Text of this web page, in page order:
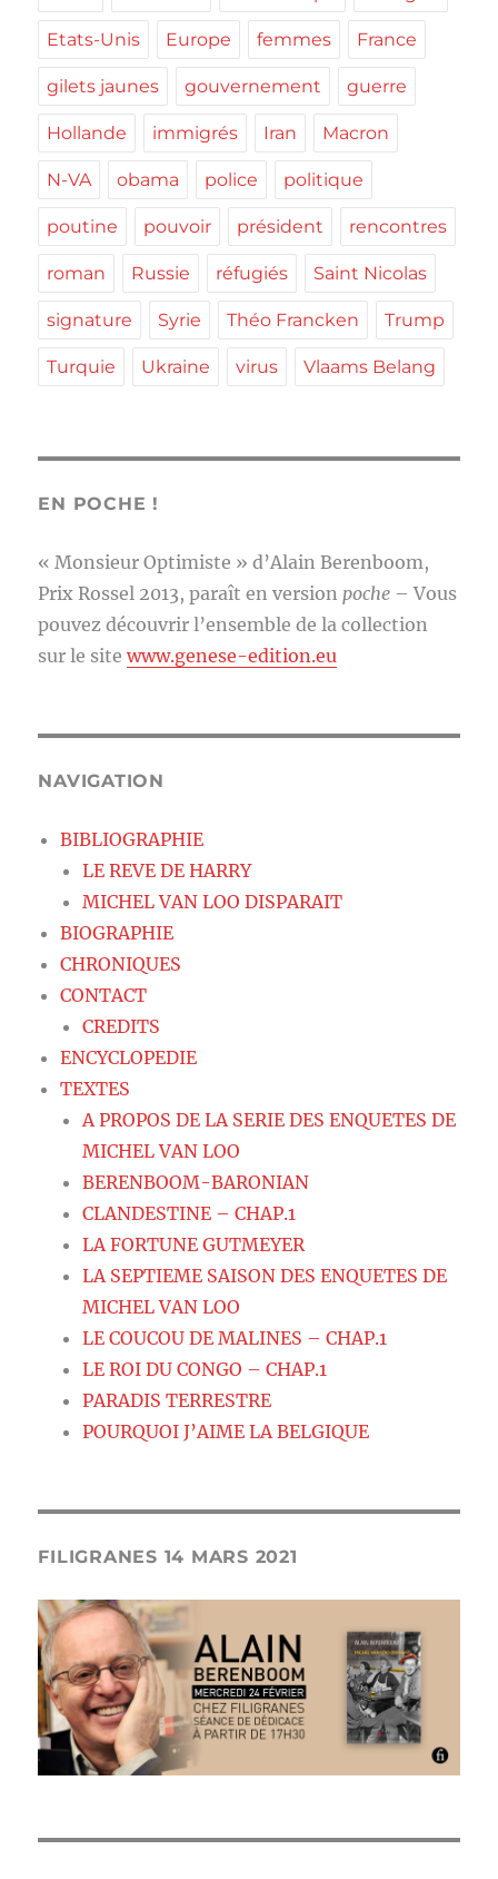
Etats-Unis Europe femmes France
gilets jaunes gouvernement guerre
Hollande immigrés Iran Macron
N-VA obama police politique
poutine pouvoir président rencontres
roman Russie réfugiés Saint Nicolas
signature Syrie Théo Francken Trump
Turquie Ukraine virus Vlaams Belang
EN POCHE !
« Monsieur Optimiste » d’Alain Berenboom,
Prix Rossel 2013, paraît en version poche – Vous
pouvez découvrir l’ensemble de la collection
sur le sitewww.genese-edition.eu
NAVIGATION
BIBLIOGRAPHIE
LE REVE DE HARRY
MICHEL VAN LOO DISPARAIT
BIOGRAPHIE
CHRONIQUES
CONTACT
CREDITS
ENCYCLOPEDIE
TEXTES
A PROPOS DE LA SERIE DES ENQUETES DE
MICHEL VAN LOO
BERENBOOM-BARONIAN
CLANDESTINE – CHAP.1
LA FORTUNE GUTMEYER
LA SEPTIEME SAISON DES ENQUETES DE
MICHEL VAN LOO
LE COUCOU DE MALINES – CHAP.1
LE ROI DU CONGO – CHAP.1
PARADIS TERRESTRE
POURQUOI J’AIME LA BELGIQUE
FILIGRANES 14 MARS 2021